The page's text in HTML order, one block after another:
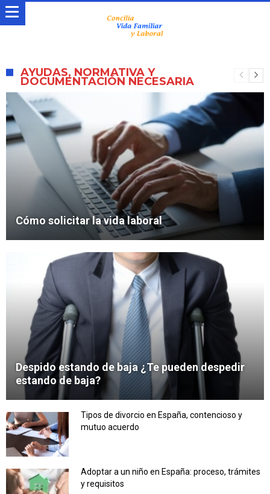
AYUDAS, NORMATIVA Y
DOCUMENTACIÓN NECESARIA
Cómo solicitar la vida laboral
Despido estando de baja ¿Te pueden despedir
estando de baja?
Tipos de divorcio en España, contencioso y
mutuo acuerdo
Adoptar a un niño en España: proceso, trámites
y requisitos